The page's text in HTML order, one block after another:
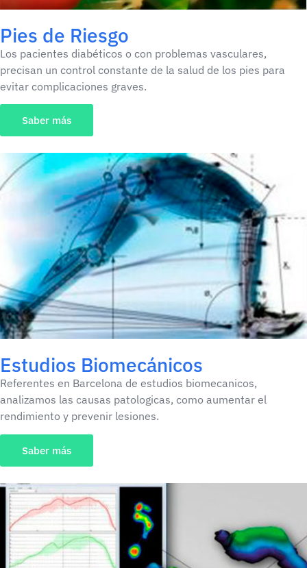
Pies de Riesgo
Los pacientes diabéticos o con problemas vasculares,
precisan un control constante de la salud de los pies para
evitar complicaciones graves.
Saber más
Estudios Biomecánicos
Referentes en Barcelona de estudios biomecanicos,
analizamos las causas patologicas, como aumentar el
rendimiento y prevenir lesiones.
Saber más